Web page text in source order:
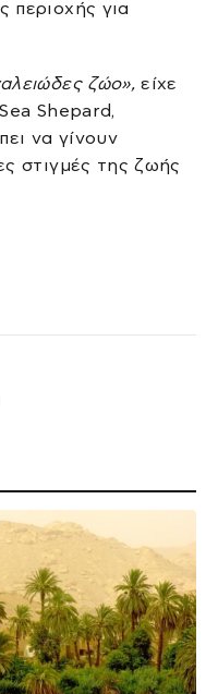
περιοχής για
ζώο»,είχε
Shepard,
να γίνουν
στιγμές της ζωής